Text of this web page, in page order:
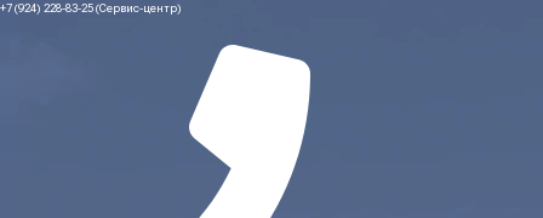
+7 (924) 228-83-25 (Сервис-центр)